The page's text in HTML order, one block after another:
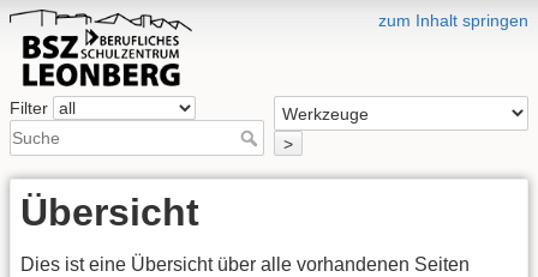
zum Inhalt springen
Filter
>
Übersicht
Dies ist eine Übersicht über alle vorhandenen Seiten